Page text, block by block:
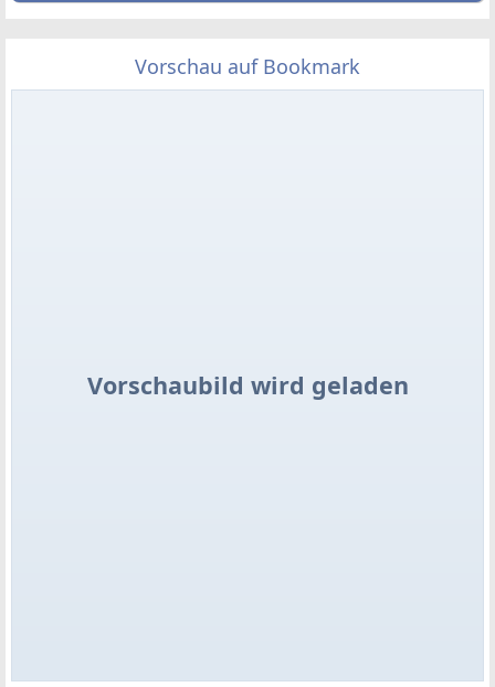
Vorschau auf Bookmark
Vorschaubild wird geladen